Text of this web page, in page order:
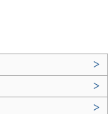
>
>
>